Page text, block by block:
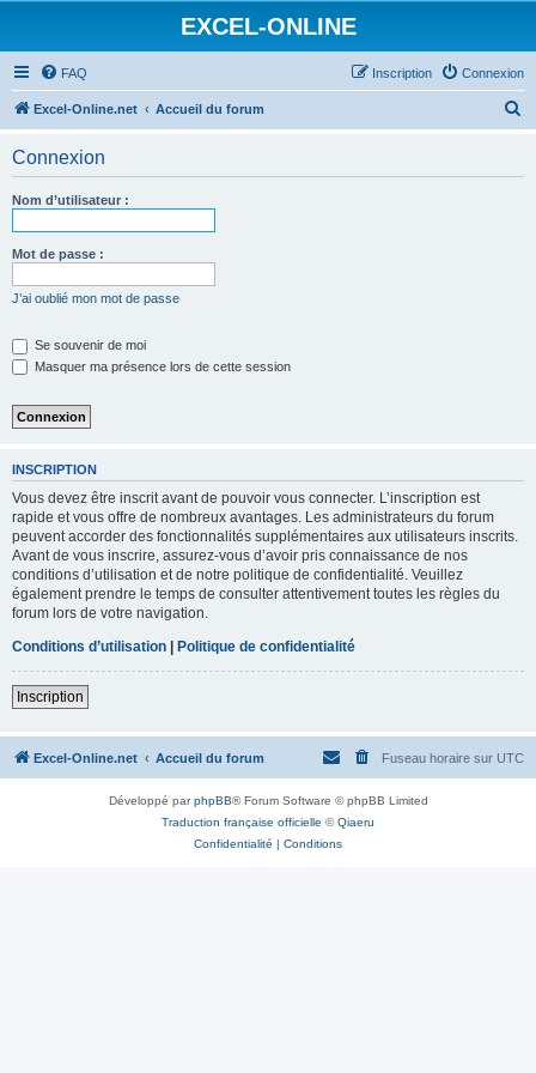
EXCEL-ONLINE
FAQ Connexion
Inscription
Excel-Online.net Accueil du forum
Connexion
Nom d’utilisateur :
Mot de passe :
J’ai oublié mon mot de passe
Se souvenir de moi
Masquer ma présence lors de cette session
INSCRIPTION
Vous devez être inscrit avant de pouvoir vous connecter. L’inscription est
rapide et vous offre de nombreux avantages. Les administrateurs du forum
peuvent accorder des fonctionnalités supplémentaires aux utilisateurs inscrits.
Avant de vous inscrire, assurez-vous d’avoir pris connaissance de nos
conditions d’utilisation et de notre politique de confidentialité. Veuillez
également prendre le temps de consulter attentivement toutes les règles du
forum lors de votre navigation.
Conditions d’utilisation | Politique de confidentialité
Inscription
Excel-Online.net Accueil du forum Fuseau horaire sur UTC
Développé parphpBB® Forum Software © phpBB Limited
Traduction française officielle ©Qiaeru
Confidentialité | Conditions